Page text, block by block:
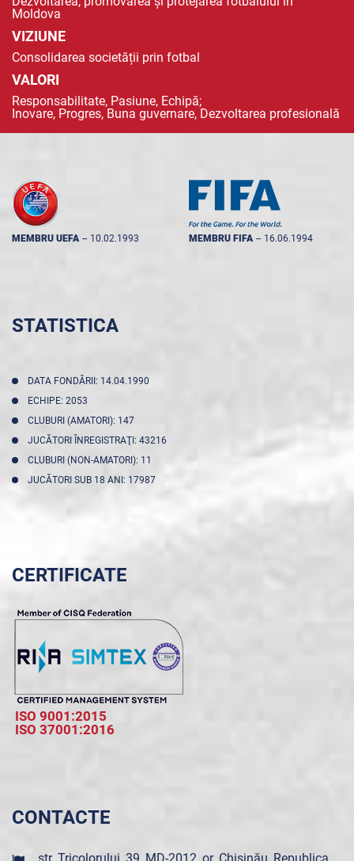
Moldova
VIZIUNE
Consolidarea societății prin fotbal
VALORI
Responsabilitate, Pasiune, Echipă;
Inovare, Progres, Buna guvernare, Dezvoltarea profesională
MEMBRU UEFA -- 10.02.1993 MEMBRU FIFA -- 16.06.1994
STATISTICA
DATA FONDĂRII: 14.04.1990
ECHIPE: 2053
CLUBURI (AMATORI): 147
JUCĂTORI ÎNREGISTRAŢI: 43216
CLUBURI (NON-AMATORI): 11
JUCĂTORI SUB 18 ANI: 17987
CERTIFICATE
ISO 9001:2015
ISO 37001:2016
CONTACTE